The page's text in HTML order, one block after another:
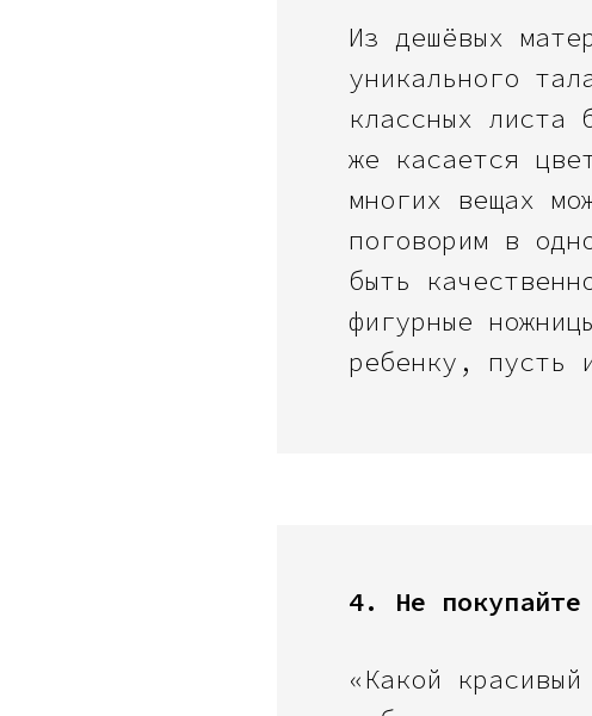
Из дешёвых
уникального
классных листа
же касается
многих вещах
поговорим в
быть
фигурные
ребенку, пусть
4. Не покупайте
«Какой